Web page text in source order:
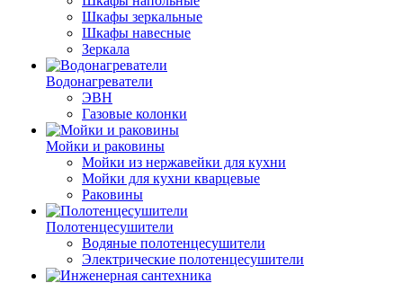
Шкафы зеркальные
Шкафы навесные
Зеркала
Водонагреватели
ЭВН
Газовые колонки
Мойки и раковины
Мойки из нержавейки для кухни
Мойки для кухни кварцевые
Раковины
Полотенцесушители
Водяные полотенцесушители
Электрические полотенцесушители